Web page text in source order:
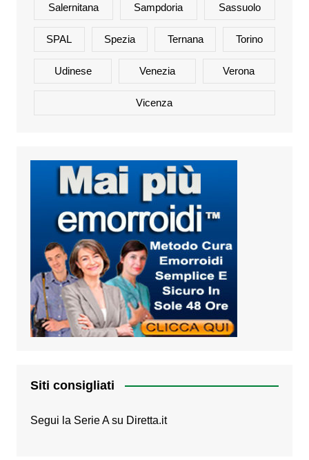
Salernitana Sampdoria Sassuolo
SPAL Spezia Ternana Torino
Udinese Venezia Verona
Vicenza
Siti consigliati
Segui la Serie A su Diretta.it